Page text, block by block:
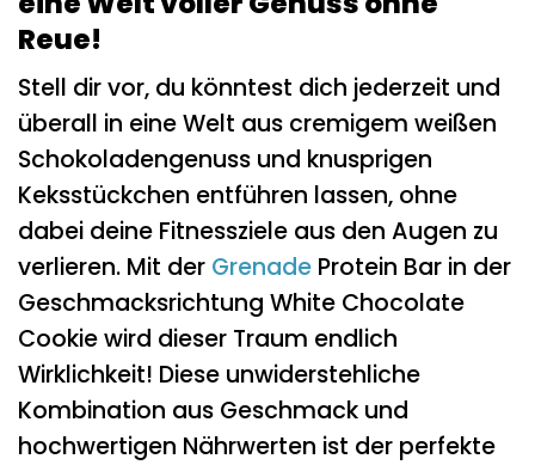
Reue!
Stell dir vor, du könntest dich jederzeit und
überall in eine Welt aus cremigem weißen
Schokoladengenuss und knusprigen
Keksstückchen entführen lassen, ohne
dabei deine Fitnessziele aus den Augen zu
verlieren. Mit der Grenade Protein Bar in der
Geschmacksrichtung White Chocolate
Cookie wird dieser Traum endlich
Wirklichkeit! Diese unwiderstehliche
Kombination aus Geschmack und
hochwertigen Nährwerten ist der perfekte